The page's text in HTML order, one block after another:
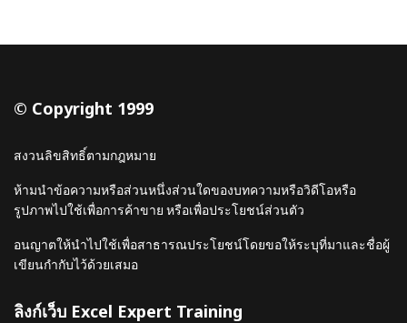
© Copyright 1999
สงวนลิขสิทธิ์ตามกฎหมาย
ห้ามนำข้อความหรือส่วนหนึ่งส่วนใดของบทความหรือวิดีโอหรือ
รูปภาพไปใช้เพื่อการค้าขาย หรือเพื่อประโยชน์ส่วนตัว
อนญาตให้นำไปใช้เพื่อสาธารณประโยชน์โดยขอให้ระบุที่มาและชื่อผู้
เขียนกำกับไว้ด้วยเสมอ
ลิงก์เว็บ Excel Expert Training